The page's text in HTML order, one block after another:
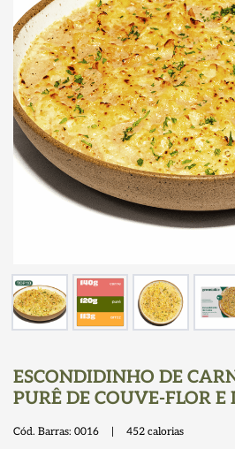
ESCONDIDINHO DE
PURÊ DE COUVE-FLOR E
Cód. Barras: 0016 | 452 calorias